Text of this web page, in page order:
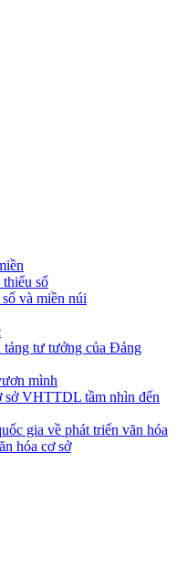
số
và miền núi
tảng tư tưởng của Đảng
mình
sở VHTTDL tầm nhìn đến
gia về phát triển văn hóa
hóa cơ sở